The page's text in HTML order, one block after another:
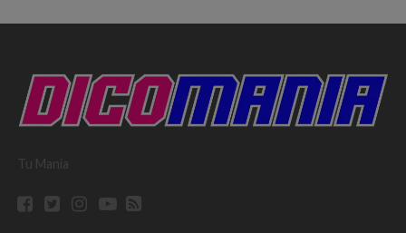
Tu Mania